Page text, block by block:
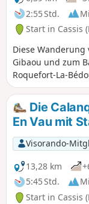
Wanderung,
besinnlichen
2:55 Std.
Start in Cassis
Diese Wanderung
Gibaou und zum
Roquefort-La-
orangefarbenen
bieten einen
Chaîne de l'Etoile,
Baume, La Ciotat
von Cassis. Sie
hinab und können
Höhle, die sich
entdecken.
Die
En Vau mit
Visorando-
13,28 km
5:45 Std.
Start in Cassis